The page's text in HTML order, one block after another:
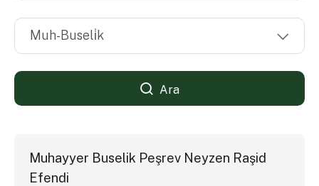
Ara
Muhayyer Buselik Peşrev Neyzen Raşid
Efendi